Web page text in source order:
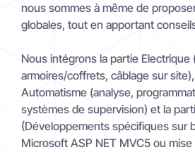
nous sommes à même de
globales, tout en apportant
Nous intégrons la partie Electrique
armoires/coffrets, câblage sur
Automatisme (analyse,
systèmes de supervision) et la
(Développements spécifiques sur
Microsoft ASP NET MVC5 ou